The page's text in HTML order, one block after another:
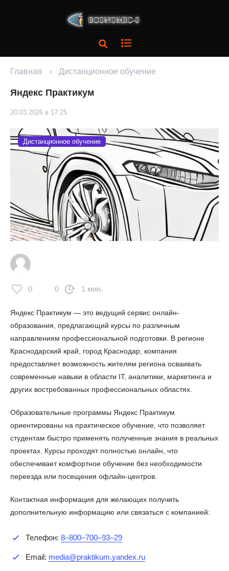
Главная › Дистанционное обучение
Яндекс Практикум
20.03.2026 в 17:25
Дистанционное обучение
0 0 1 мин.
Яндекс Практикум — это ведущий сервис онлайн-
образования, предлагающий курсы по различным
направлениям профессиональной подготовки. В регионе
Краснодарский край, город Краснодар, компания
предоставляет возможность жителям региона осваивать
современные навыки в области IT, аналитики, маркетинга и
других востребованных профессиональных областях.
Образовательные программы Яндекс Практикум
ориентированы на практическое обучение, что позволяет
студентам быстро применять полученные знания в реальных
проектах. Курсы проходят полностью онлайн, что
обеспечивает комфортное обучение без необходимости
переезда или посещения офлайн-центров.
Контактная информация для желающих получить
дополнительную информацию или связаться с компанией:
Телефон: 8‒800‒700‒93‒29
Email: media@praktikum.yandex.ru